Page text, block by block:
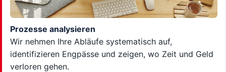
Prozesse analysieren
Wir nehmen Ihre Abläufe systematisch auf,
identifizieren Engpässe und zeigen, wo Zeit und Geld
verloren gehen.